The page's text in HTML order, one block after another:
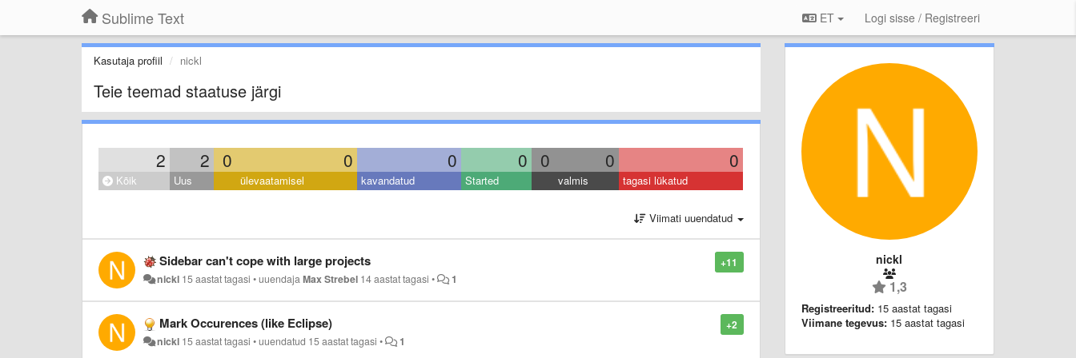
Sublime Text ET Logi sisse / Registreeri
Kasutaja profiil nickl
Teie teemad staatuse järgi
2 2 0 0 0 0 0 0 0
Kõik Uus ülevaatamisel kavandatud Started valmis tagasi lükatud
Viimati uuendatud
+11
Sidebar can't cope with large projects
nickl 15 aastat tagasi •uuendajaMax Strebel 14 aastat tagasi • 1
+2
Mark Occurences (like Eclipse)
nickl 15 aastat tagasi •uuendatud 15 aastat tagasi • 1
nickl
1,3
Registreeritud: 15 aastat tagasi
Viimane tegevus: 15 aastat tagasi